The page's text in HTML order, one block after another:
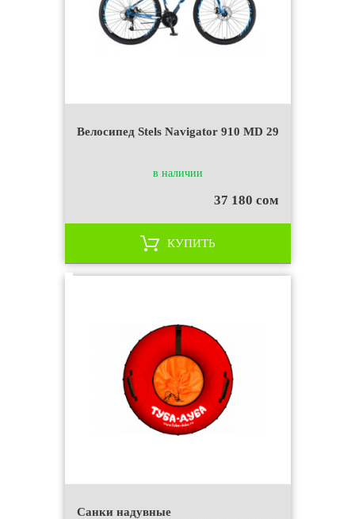
Велосипед Stels Navigator 910 MD 29
в наличии
37 180 сом
КУПИТЬ
Санки надувные